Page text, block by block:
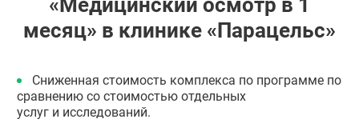
месяц» в клинике «Парацельс»
Сниженная стоимость комплекса по программе по
сравнению со стоимостью отдельных
услуг и исследований.